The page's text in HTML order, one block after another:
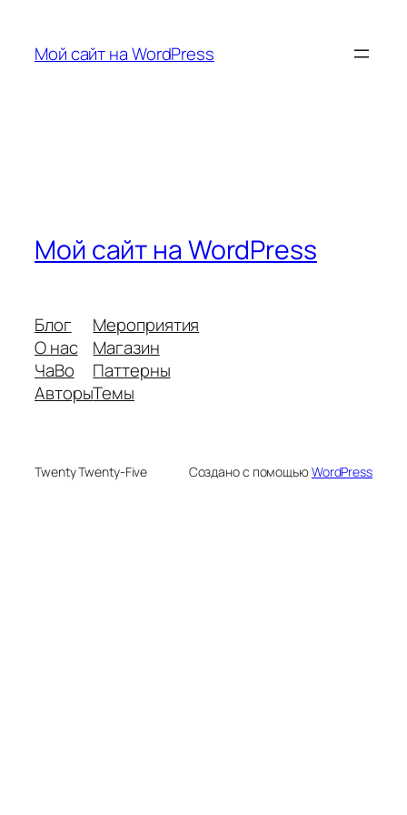
содержимому
Мой сайт на WordPress
Мой сайт на WordPress
Блог
О нас
ЧаВо
Авторы
Мероприятия
Магазин
Паттерны
Темы
Twenty Twenty-Five Создано с помощьюWordPress